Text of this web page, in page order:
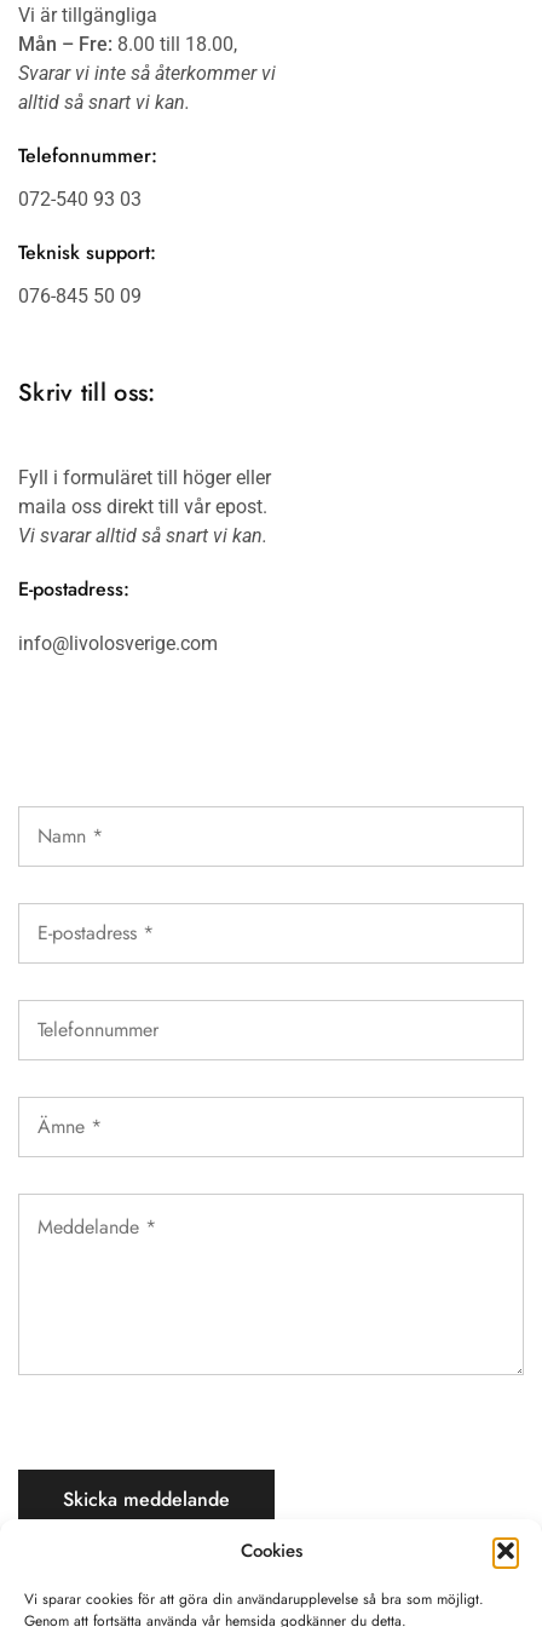
Cookies
Vi sparar cookies för att göra din användarupplevelse så bra som möjligt.
Genom att fortsätta använda vår hemsida godkänner du detta.
Vi är tillgängliga
Mån – Fre: 8.00 till 18.00,
Svarar vi inte så återkommer vi
alltid så snart vi kan.
Telefonnummer:
072-540 93 03
Teknisk support:
076-845 50 09
Skriv till oss:
Fyll i formuläret till höger eller
maila oss direkt till vår epost.
Vi svarar alltid så snart vi kan.
E-postadress:
info@livolosverige.com